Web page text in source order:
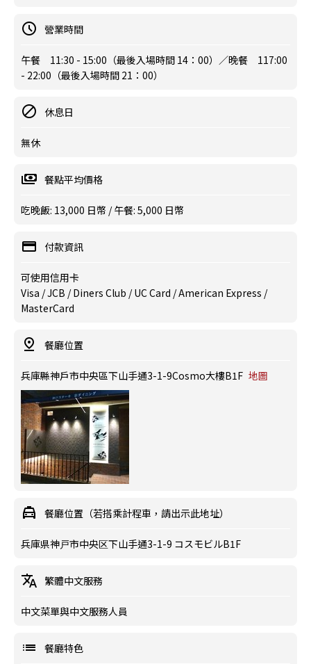
營業時間
午餐 11:30 - 15:00（最後入場時間 14：00）／晚餐 117:00
- 22:00（最後入場時間 21：00）
休息日
無休
餐點平均價格
吃晚飯: 13,000 日幣 / 午餐: 5,000 日幣
付款資訊
可使用信用卡
Visa / JCB / Diners Club / UC Card / American Express /
MasterCard
餐廳位置
兵庫縣神戶市中央區下山手通3-1-9Cosmo大樓B1F 地圖
餐廳位置（若搭乘計程車，請出示此地址）
兵庫県神戸市中央区下山手通3-1-9 コスモビルB1F
繁體中文服務
中文菜單與中文服務人員
餐廳特色